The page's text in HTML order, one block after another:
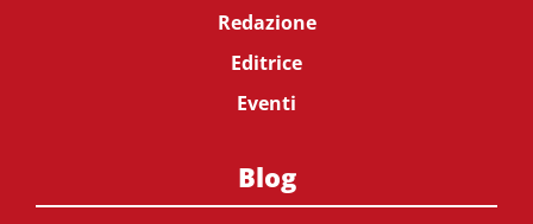
Redazione
Editrice
Eventi
Blog